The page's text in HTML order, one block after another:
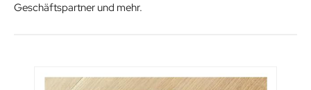
Geschäftspartner und mehr.